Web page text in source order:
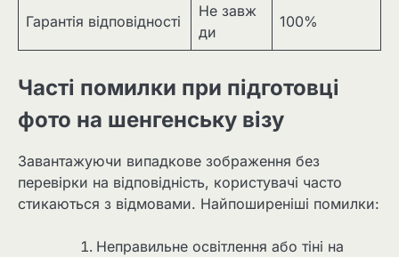
Гарантія відповідності
Не завж
ди
100%
Часті помилки при підготовці
фото на шенгенську візу
Завантажуючи випадкове зображення без
перевірки на відповідність, користувачі часто
стикаються з відмовами. Найпоширеніші помилки:
Неправильне освітлення або тіні на